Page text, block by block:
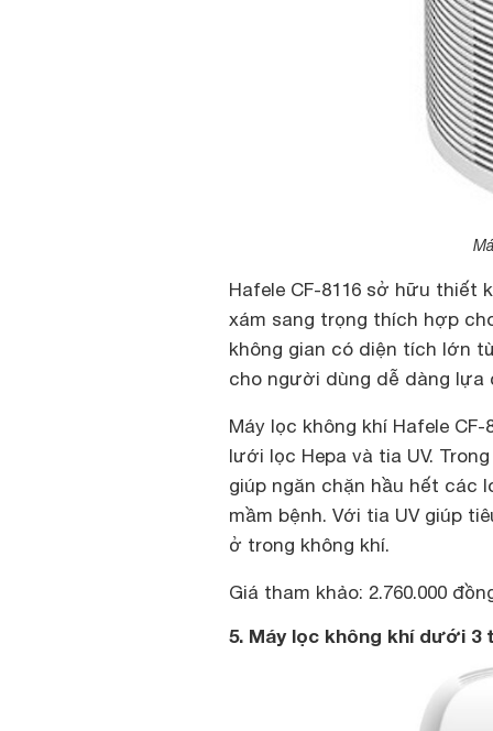
Hafele CF-8116 sở hữu thiết
xám sang trọng thích hợp
không gian có diện tích lớn
cho người dùng dễ dàng lựa
Máy lọc không khí Hafele
lưới lọc Hepa và tia UV.
giúp ngăn chặn hầu hết các
mầm bệnh. Với tia UV giúp
ở trong không khí.
Giá tham khảo: 2.760.000
5. Máy lọc không khí dưới 3